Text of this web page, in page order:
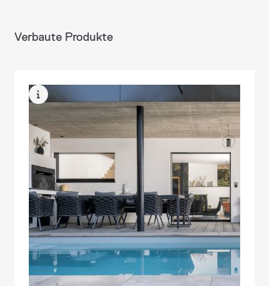
Verbaute Produkte